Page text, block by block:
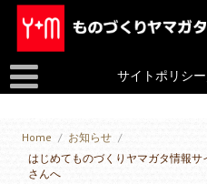
サイトポリシー
Home / お知らせ /
はじめてものづくりヤマガタ情報
さんへ